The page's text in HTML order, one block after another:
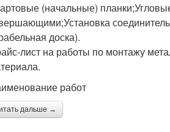
(начальные)
доска).
лист на работы по монтажу
работ
дальше →